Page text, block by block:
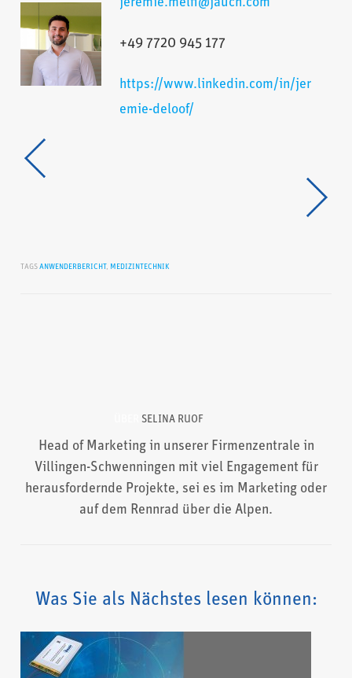
+49 7720 945 177
https://www.linkedin.com/in/jer
emie-deloof/
TAGS ANWENDERBERICHT, MEDIZINTECHNIK
SELINA RUOF
Head of Marketing in unserer Firmenzentrale in
Villingen-Schwenningen mit viel Engagement für
herausfordernde Projekte, sei es im Marketing oder
auf dem Rennrad über die Alpen.
Was Sie als Nächstes lesen können: